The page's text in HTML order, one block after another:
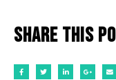
Share this